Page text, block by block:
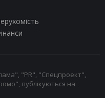
"PR", "Спецпроект",
публікуються на